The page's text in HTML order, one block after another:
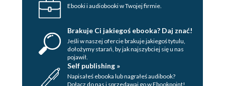
Ebooki i audiobooki w Twojej firmie.
Brakuje Ci jakiegoś ebooka? Daj znać!
Jeśli w naszej ofercie brakuje jakiegoś tytulu,
dołożymy starań, by jak najszybciej się u nas
pojawił.
Self publishing »
Napisałeś ebooka lub nagrałeś audibook?
Dołącz do nas i sprzedawaj go w Ebookpoint!